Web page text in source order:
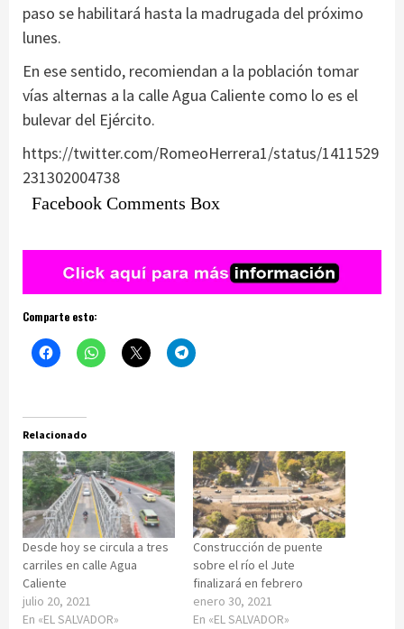
paso se habilitará hasta la madrugada del próximo
lunes.
En ese sentido, recomiendan a la población tomar
vías alternas a la calle Agua Caliente como lo es el
bulevar del Ejército.
https://twitter.com/RomeoHerrera1/status/1411529
231302004738
Facebook Comments Box
Comparte esto:
Relacionado
Desde hoy se circula a tres
carriles en calle Agua
Caliente
julio 20, 2021
En «EL SALVADOR»
Construcción de puente
sobre el río el Jute
finalizará en febrero
enero 30, 2021
En «EL SALVADOR»